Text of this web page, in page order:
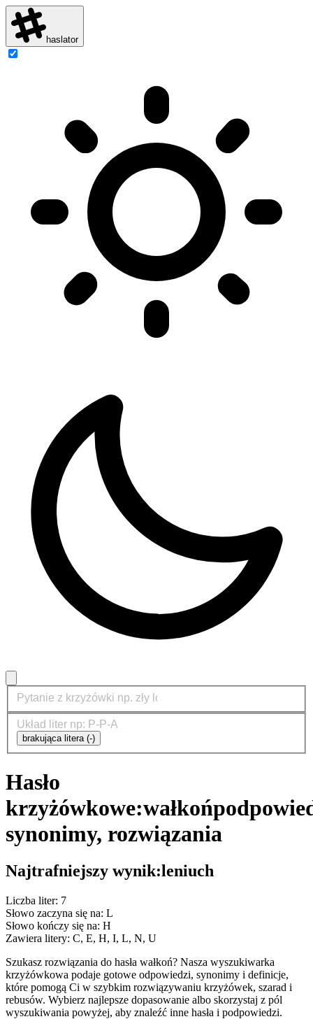
haslator
brakująca litera (-)
Hasło
krzyżówkowe:wałkoń
synonimy, rozwiązania
Najtrafniejszy wynik:leniuch
Liczba liter: 7
Słowo zaczyna się na: L
Słowo kończy się na: H
Zawiera litery: C, E, H, I, L, N, U
Szukasz rozwiązania do hasła wałkoń? Nasza wyszukiwarka
krzyżówkowa podaje gotowe odpowiedzi, synonimy i definicje,
które pomogą Ci w szybkim rozwiązywaniu krzyżówek, szarad i
rebusów. Wybierz najlepsze dopasowanie albo skorzystaj z pól
wyszukiwania powyżej, aby znaleźć inne hasła i podpowiedzi.